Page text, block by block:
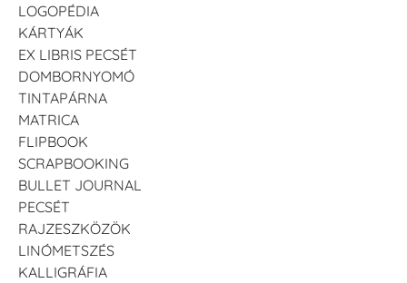
LOGOPÉDIA
KÁRTYÁK
EX LIBRIS PECSÉT
DOMBORNYOMÓ
TINTAPÁRNA
MATRICA
FLIPBOOK
SCRAPBOOKING
BULLET JOURNAL
PECSÉT
RAJZESZKÖZÖK
LINÓMETSZÉS
KALLIGRÁFIA